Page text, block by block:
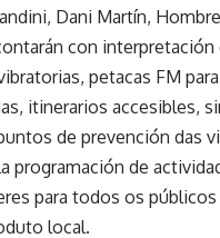
Dani Martín,
con
petacas FM
itinerarios accesibles,
de prevención das
programación de
para todos os
local.